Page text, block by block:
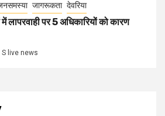
जागरूकता देवरिया
पर 5 अधिकारियों को कारण
S live news